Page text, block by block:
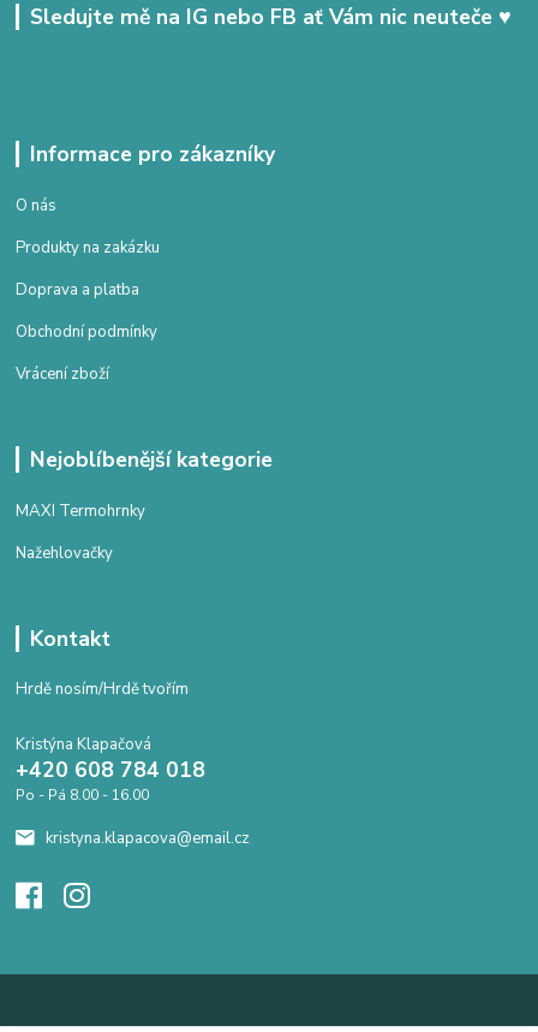
Sledujte mě na IG nebo FB ať Vám nic neuteče ♥
Informace pro zákazníky
O nás
Produkty na zakázku
Doprava a platba
Obchodní podmínky
Vrácení zboží
Nejoblíbenější kategorie
MAXI Termohrnky
Nažehlovačky
Kontakt
Hrdě nosím/Hrdě tvořím
Kristýna Klapačová
+420 608 784 018
Po - Pá 8.00 - 16.00
kristyna.klapacova@email.cz